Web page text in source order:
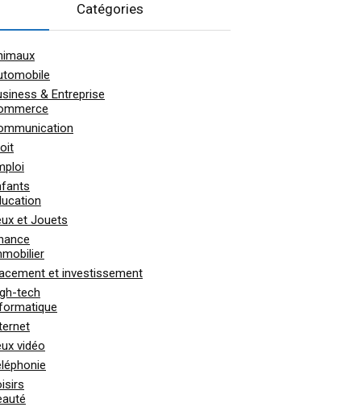
Catégories
& Entreprise
et Jouets
et investissement
tech
vidéo